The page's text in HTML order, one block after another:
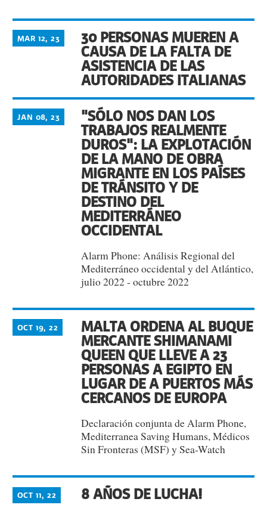
30 PERSONAS MUEREN A
CAUSA DE LA FALTA DE
ASISTENCIA DE LAS
AUTORIDADES ITALIANAS
MAR 12, 23
"SÓLO NOS DAN LOS
TRABAJOS REALMENTE
DUROS": LA EXPLOTACIÓN
DE LA MANO DE OBRA
MIGRANTE EN LOS PAÍSES
DE TRÁNSITO Y DE
DESTINO DEL
MEDITERRÁNEO
OCCIDENTAL
JAN 08, 23
Alarm Phone: Análisis Regional del
Mediterráneo occidental y del Atlántico,
julio 2022 - octubre 2022
MALTA ORDENA AL BUQUE
MERCANTE SHIMANAMI
QUEEN QUE LLEVE A 23
PERSONAS A EGIPTO EN
LUGAR DE A PUERTOS MÁS
CERCANOS DE EUROPA
OCT 19, 22
Declaración conjunta de Alarm Phone,
Mediterranea Saving Humans, Médicos
Sin Fronteras (MSF) y Sea-Watch
8 AÑOS DE LUCHA!
OCT 11, 22